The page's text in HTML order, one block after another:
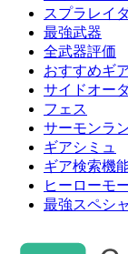
スプラレイ
最強武器
全武器評価
おすすめギ
サイドオー
フェス
サーモンラ
ギアシミュ
ギア検索機
ヒーローモ
最強スペシ